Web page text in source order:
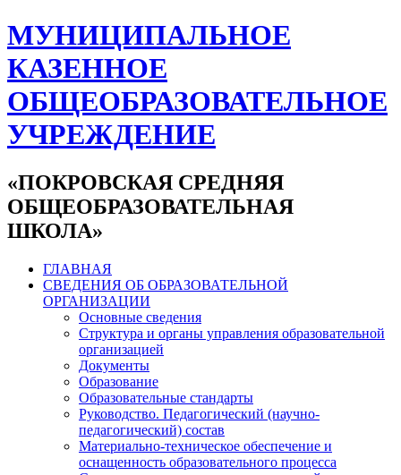
МУНИЦИПАЛЬНОЕ
КАЗЕННОЕ
ОБЩЕОБРАЗОВАТЕЛЬНОЕ
УЧРЕЖДЕНИЕ
«ПОКРОВСКАЯ СРЕДНЯЯ
ОБЩЕОБРАЗОВАТЕЛЬНАЯ
ШКОЛА»
ГЛАВНАЯ
СВЕДЕНИЯ ОБ ОБРАЗОВАТЕЛЬНОЙ
ОРГАНИЗАЦИИ
Основные сведения
Структура и органы управления образовательной
организацией
Документы
Образование
Образовательные стандарты
Руководство. Педагогический (научно-
педагогический) состав
Материально-техническое обеспечение и
оснащенность образовательного процесса